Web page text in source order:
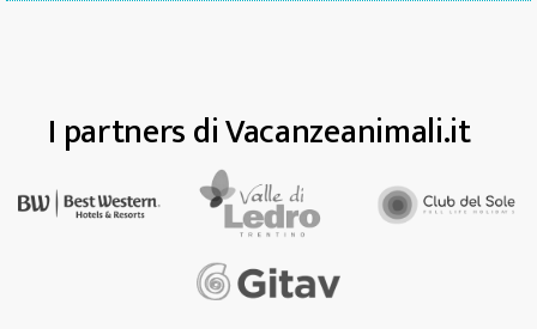
I partners di Vacanzeanimali.it